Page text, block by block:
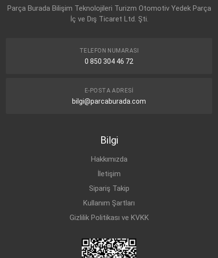
Parça Burada Bilişim Teknolojileri Turizm Otomotiv Yedek Parça
İç ve Dış Ticaret Ltd. Şti.
TELEFON NUMARASI
0 850 304 46 72
E-POSTA ADRESI
bilgi@parcaburada.com
Bilgi
Hakkımızda
İletişim
Sipariş Takip
Kullanım Şartları
Gizlilik Politikası ve KVKK